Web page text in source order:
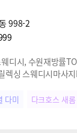
998-2
디시, 수원재방률
렉싱 스웨디시마사지
다미 다크호스 새롬